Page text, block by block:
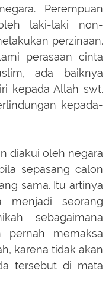
Perempuan
laki-laki non-
perzinaan.
perasaan cinta
ada baiknya
kepada Allah swt.
kepada-
diakui oleh negara
sepasang calon
sama. Itu artinya
menjadi seorang
sebagaimana
pernah memaksa
karena tidak akan
tersebut di mata